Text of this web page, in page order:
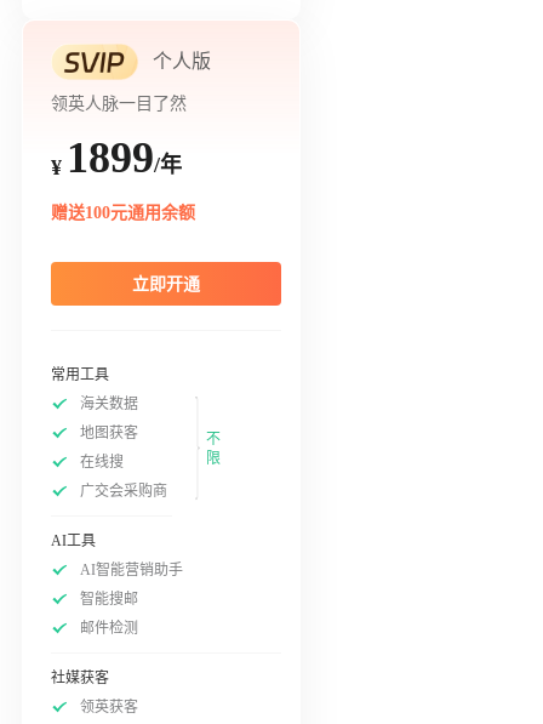
个人版
领英人脉一目了然
¥ 1899/年
赠送100元通用余额
立即开通
常用工具
海关数据
地图获客
在线搜
广交会采购商
不
限
AI工具
AI智能营销助手
智能搜邮
邮件检测
社媒获客
领英获客